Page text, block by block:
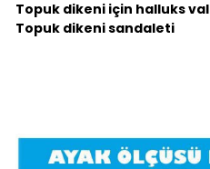
Topuk dikeni için halluks
Topuk dikeni sandaleti